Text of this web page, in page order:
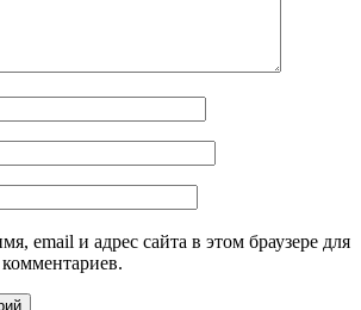
email и адрес сайта в этом браузере для